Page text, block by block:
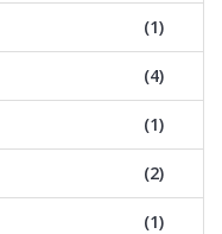
(1)
(4)
(1)
(2)
(1)